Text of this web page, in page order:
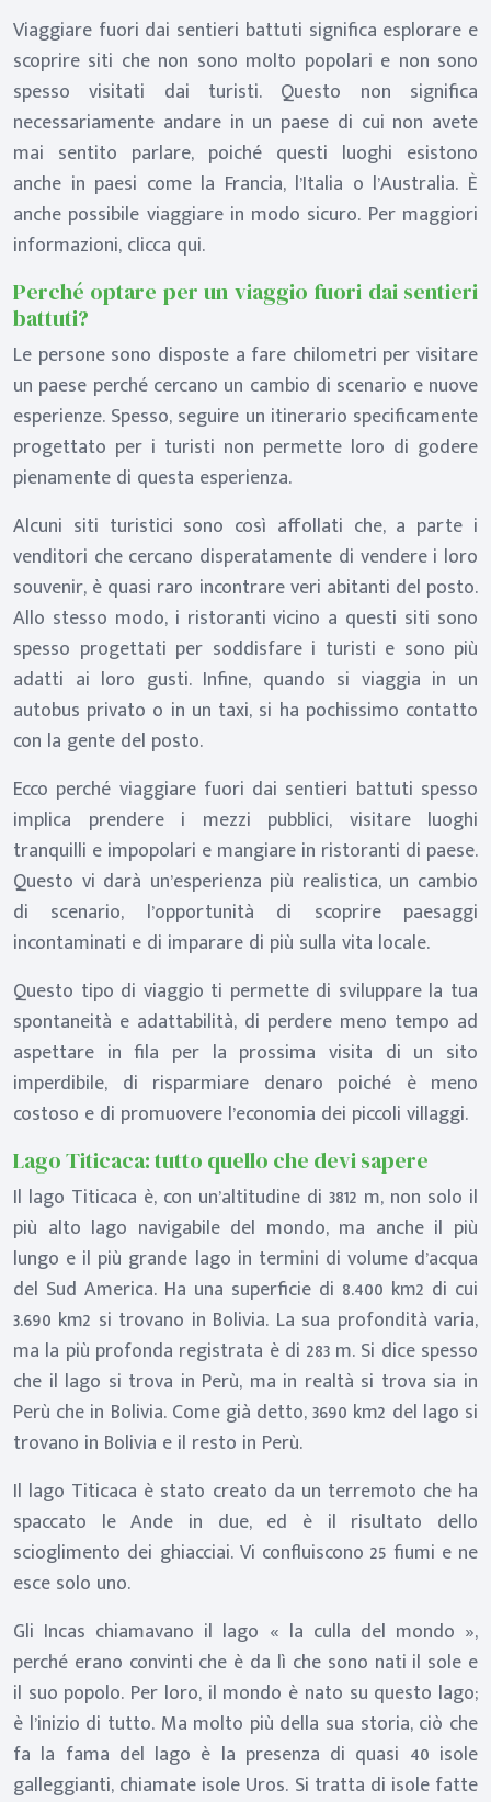
Viaggiare fuori dai sentieri battuti significa esplorare e
scoprire siti che non sono molto popolari e non sono
spesso visitati dai turisti. Questo non significa
necessariamente andare in un paese di cui non avete
mai sentito parlare, poiché questi luoghi esistono
anche in paesi come la Francia, l’Italia o l’Australia. È
anche possibile viaggiare in modo sicuro. Per maggiori
informazioni, clicca qui.
Perché optare per un viaggio fuori dai sentieri
battuti?
Le persone sono disposte a fare chilometri per visitare
un paese perché cercano un cambio di scenario e nuove
esperienze. Spesso, seguire un itinerario specificamente
progettato per i turisti non permette loro di godere
pienamente di questa esperienza.
Alcuni siti turistici sono così affollati che, a parte i
venditori che cercano disperatamente di vendere i loro
souvenir, è quasi raro incontrare veri abitanti del posto.
Allo stesso modo, i ristoranti vicino a questi siti sono
spesso progettati per soddisfare i turisti e sono più
adatti ai loro gusti. Infine, quando si viaggia in un
autobus privato o in un taxi, si ha pochissimo contatto
con la gente del posto.
Ecco perché viaggiare fuori dai sentieri battuti spesso
implica prendere i mezzi pubblici, visitare luoghi
tranquilli e impopolari e mangiare in ristoranti di paese.
Questo vi darà un’esperienza più realistica, un cambio
di scenario, l’opportunità di scoprire paesaggi
incontaminati e di imparare di più sulla vita locale.
Questo tipo di viaggio ti permette di sviluppare la tua
spontaneità e adattabilità, di perdere meno tempo ad
aspettare in fila per la prossima visita di un sito
imperdibile, di risparmiare denaro poiché è meno
costoso e di promuovere l’economia dei piccoli villaggi.
Lago Titicaca: tutto quello che devi sapere
Il lago Titicaca è, con un’altitudine di 3812 m, non solo il
più alto lago navigabile del mondo, ma anche il più
lungo e il più grande lago in termini di volume d’acqua
del Sud America. Ha una superficie di 8.400 km2 di cui
3.690 km2 si trovano in Bolivia. La sua profondità varia,
ma la più profonda registrata è di 283 m. Si dice spesso
che il lago si trova in Perù, ma in realtà si trova sia in
Perù che in Bolivia. Come già detto, 3690 km2 del lago si
trovano in Bolivia e il resto in Perù.
Il lago Titicaca è stato creato da un terremoto che ha
spaccato le Ande in due, ed è il risultato dello
scioglimento dei ghiacciai. Vi confluiscono 25 fiumi e ne
esce solo uno.
Gli Incas chiamavano il lago « la culla del mondo »,
perché erano convinti che è da lì che sono nati il sole e
il suo popolo. Per loro, il mondo è nato su questo lago;
è l’inizio di tutto. Ma molto più della sua storia, ciò che
fa la fama del lago è la presenza di quasi 40 isole
galleggianti, chiamate isole Uros. Si tratta di isole fatte